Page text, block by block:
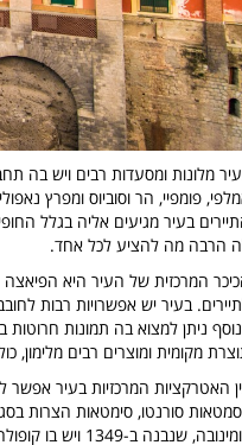
מלונות ומסעדות רבים ויש בה
פומפיי, הר וסוביוס ומפרץ
בעיר מגיעים אליה בגלל
הרבה מה להציע לכל אחד.
המרכזית של העיר היא
בעיר יש אפשרויות רבות
ניתן למצוא בה תמונות
מקומית ומוצרים רבים מלימון,
האטרקציות המרכזיות בעיר
סורנטו, סימטאות הצרות